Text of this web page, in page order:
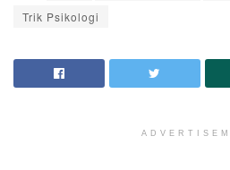
Trik Psikologi